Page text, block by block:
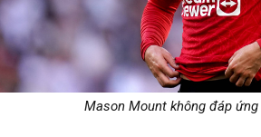
Mason Mount không đáp